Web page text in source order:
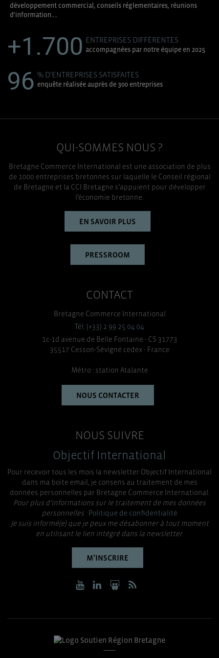
développement commercial, conseils réglementaires, réunions
d'information....
+1.700 ENTREPRISES DIFFÉRENTES
accompagnées par notre équipe en 2025
96 % D'ENTREPRISES SATISFAITES
enquête réalisée auprès de 300 entreprises
QUI-SOMMES NOUS ?
Bretagne Commerce International est une association de plus
de 1000 entreprises bretonnes sur laquelle le Conseil régional
de Bretagne et la CCI Bretagne s’appuient pour développer
l’économie bretonne.
EN SAVOIR PLUS
PRESSROOM
CONTACT
Bretagne Commerce International
Tél. (+33) 2 99 25 04 04
1c-1d avenue de Belle Fontaine - CS 31773
35517 Cesson-Sévigné cedex - France
Métro : station Atalante
NOUS CONTACTER
NOUS SUIVRE
Objectif International
Pour recevoir tous les mois la newsletter Objectif International
dans ma boite email, je consens au traitement de mes
données personnelles par Bretagne Commerce International.
Pour plus d’informations sur le traitement de mes données
personnelles :Politique de confidentialité
Je suis informé(e) que je peux me désabonner à tout moment
en utilisant le lien intégré dans la newsletter.
M’INSCRIRE